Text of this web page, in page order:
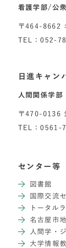
看護学部/公
〒464-8662
TEL：052-
日進キャン
人間関係学部
〒470-0136
TEL：0561-
センター等
図書館
国際交流
トータル
名古屋市
人間学・
大学情報